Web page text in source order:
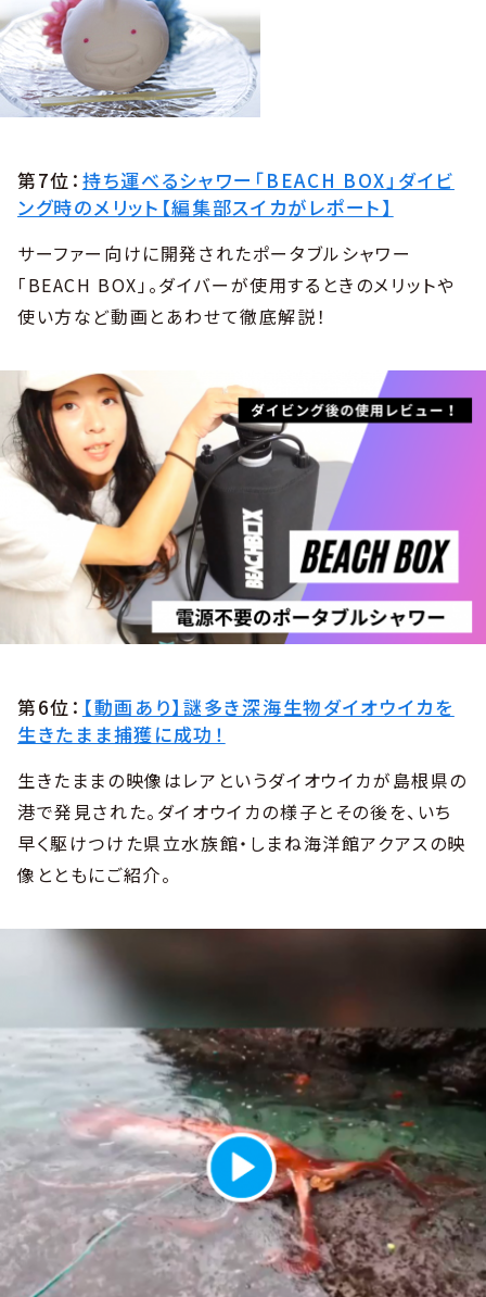
第7位： 持ち運べるシャワー「BEACH BOX」ダイビ
ング時のメリット【編集部スイカがレポート】
サーファー向けに開発されたポータブルシャワー
「BEACH BOX」。ダイバーが使用するときのメリットや
使い方など動画とあわせて徹底解説！
第6位： 【動画あり】謎多き深海生物ダイオウイカを
生きたまま捕獲に成功！
生きたままの映像はレアというダイオウイカが島根県の
港で発見された。ダイオウイカの様子とその後を、いち
早く駆けつけた県立水族館・しまね海洋館アクアスの映
像とともにご紹介。